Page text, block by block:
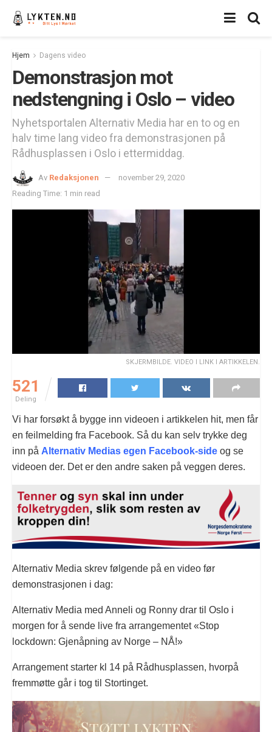
Hjem Dagens video
Demonstrasjon mot
nedstengning i Oslo – video
Nyhetsportalen Alternativ Media har en to og en
halv time lang video fra demonstrasjonen på
Rådhusplassen i Oslo i ettermiddag.
Av Redaksjonen
november 29, 2020
Reading Time: 1 min read
SKJERMBILDE. VIDEO I LINK I ARTIKKELEN.
521
Deling
Vi har forsøkt å bygge inn videoen i artikkelen hit, men får
en feilmelding fra Facebook. Så du kan selv trykke deg
inn på Alternativ Medias egen Facebook-side og se
videoen der. Det er den andre saken på veggen deres.
Alternativ Media skrev følgende på en video før
demonstrasjonen i dag:
Alternativ Media med Anneli og Ronny drar til Oslo i
morgen for å sende live fra arrangementet «Stop
lockdown: Gjenåpning av Norge – NÅ!»
Arrangement starter kl 14 på Rådhusplassen, hvorpå
fremmøtte går i tog til Stortinget.